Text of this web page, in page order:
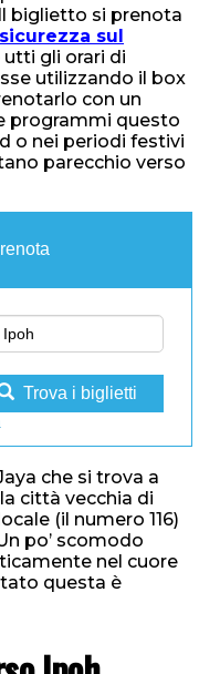
biglietto si prenota
sul
utti gli orari di
utilizzando il box
con un
programmi questo
o nei periodi festivi
parecchio verso
Trova i biglietti
che si trova a
città vecchia di
(il numero 116)
po’ scomodo
nel cuore
questa è